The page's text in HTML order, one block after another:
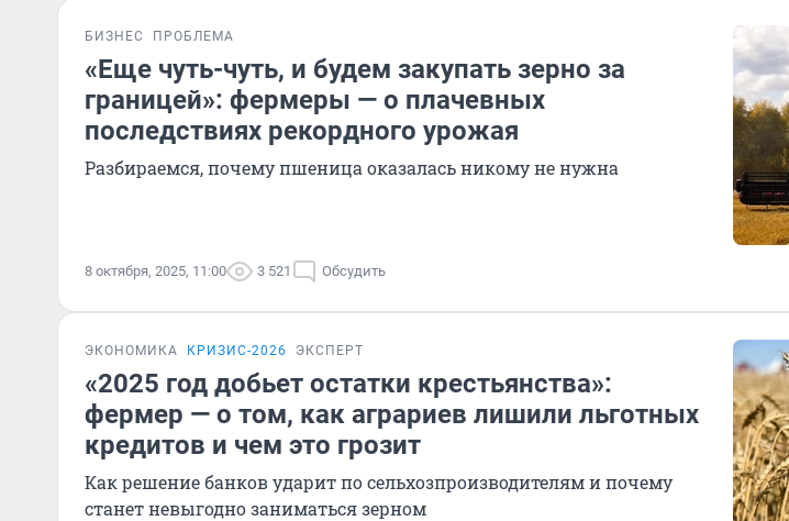
БИЗНЕС ПРОБЛЕМА
«Еще чуть-чуть, и будем закупать зерно за
границей»: фермеры — о плачевных
последствиях рекордного урожая
Разбираемся, почему пшеница оказалась никому не нужна
8 октября, 2025, 11:00 3 521 Обсудить
ЭКОНОМИКА КРИЗИС-2026 ЭКСПЕРТ
«2025 год добьет остатки крестьянства»:
фермер — о том, как аграриев лишили льготных
кредитов и чем это грозит
Как решение банков ударит по сельхозпроизводителям и почему
станет невыгодно заниматься зерном